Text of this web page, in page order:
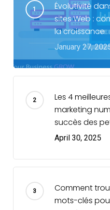
Évolutivité
sites Web :
la croissance
January 27,
Les 4
marketing
succès des
April 30, 2025
Comment
mots-clés